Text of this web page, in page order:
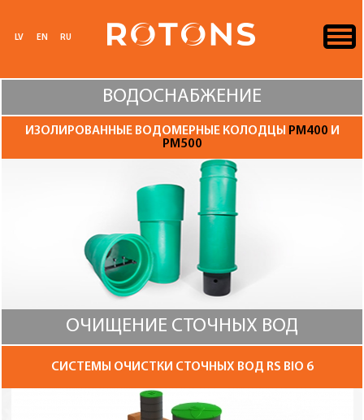
LV EN RU
ВОДОСНАБЖЕНИЕ
ИЗОЛИРОВАННЫЕ ВОДОМЕРНЫЕ КОЛОДЦЫ PM400 И
PM500
ОЧИЩЕНИЕ СТОЧНЫХ ВОД
СИСТЕМЫ ОЧИСТКИ СТОЧНЫХ ВОД RS BIO 6